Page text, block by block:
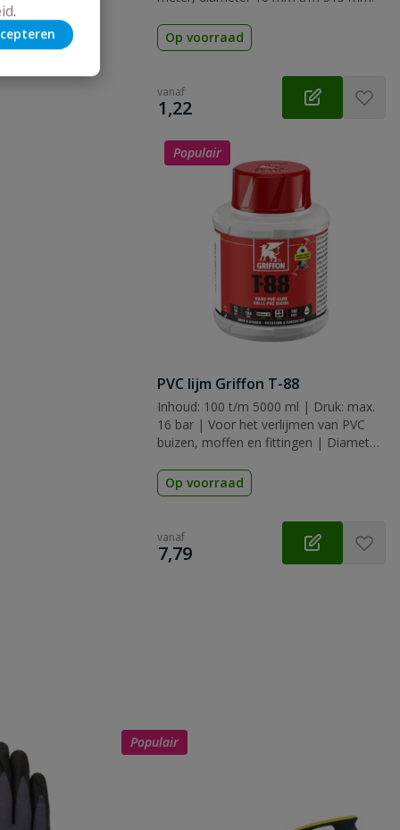
.
Op voorraad
vanaf
€
1,22
Populair
PVC lijm Griffon T-88
Inhoud: 100 t/m 5000 ml | Druk: max.
16 bar | Voor het verlijmen van PVC
buizen, moffen en fittingen | Diameter:
& ACS
Op voorraad
vanaf
€
7,79
Populair